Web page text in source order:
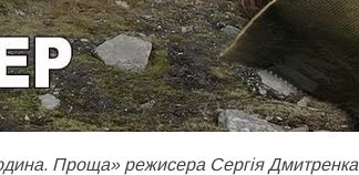
Проща» режисера Сергія Дмитренка